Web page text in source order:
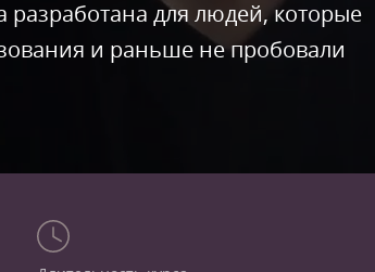
разработана для людей, которые
и раньше не пробовали